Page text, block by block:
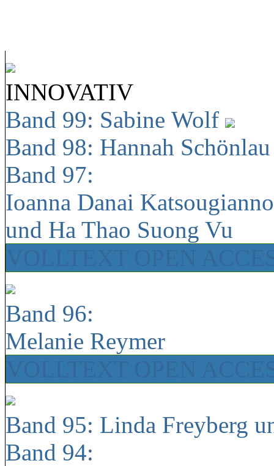
INNOVATIV
Band 99: Sabine Wolf
Band 98: Hannah
Band 97:
Ioanna Danai
und Ha Thao Suong Vu
Band 96:
Melanie Reymer
Band 95: Linda Freyberg
Band 94: